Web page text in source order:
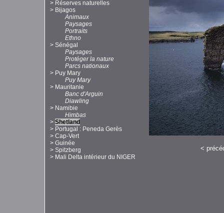
> Réserves naturelles
> Bijagos
Animaux
Paysages
Portraits
Ethno
> Sénégal
Paysages
Protéger la nature
Parcs nationaux
> Puy Mary
Puy Mary
> Mauritanie
Banc d'Arguin
Diawling
> Namibie
Himbas
> Shetland
> Portugal : Peneda Gerès
> Cap-Vert
> Guinée
> Spitzberg
> Mali Delta intérieur du NIGER
<